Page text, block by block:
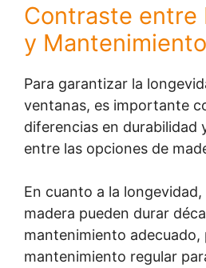
Contraste entre
y Mantenimiento
Para garantizar la
ventanas, es importante
diferencias en durabilidad
entre las opciones de
En cuanto a la
madera pueden durar
mantenimiento adecuado,
mantenimiento regular